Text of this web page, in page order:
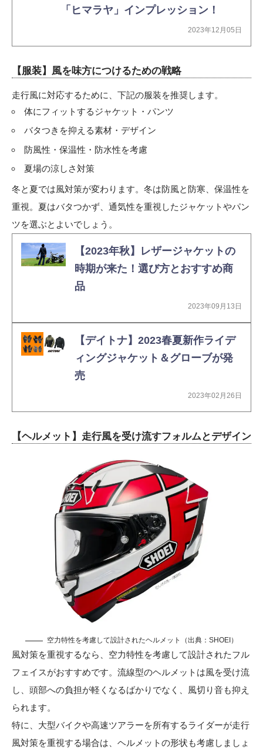
「ヒマラヤ」インプレッション！
2023年12月05日
【服装】風を味方につけるための戦略
走行風に対応するために、下記の服装を推奨します。
体にフィットするジャケット・パンツ
バタつきを抑える素材・デザイン
防風性・保温性・防水性を考慮
夏場の涼しさ対策
冬と夏では風対策が変わります。冬は防風と防寒、保温性を
重視。夏はバタつかず、通気性を重視したジャケットやパン
ツを選ぶとよいでしょう。
【2023年秋】レザージャケットの
時期が来た！選び方とおすすめ商
品
2023年09月13日
【デイトナ】2023春夏新作ライデ
ィングジャケット＆グローブが発
売
2023年02月26日
【ヘルメット】走行風を受け流すフォルムとデザイン
空力特性を考慮して設計されたヘルメット（出典： SHOEI ）
風対策を重視するなら、空力特性を考慮して設計されたフル
フェイスがおすすめです。流線型のヘルメットは風を受け流
し、頭部への負担が軽くなるばかりでなく、風切り音も抑え
られます。
特に、大型バイクや高速ツアラーを所有するライダーが走行
風対策を重視する場合は、ヘルメットの形状も考慮しましょ